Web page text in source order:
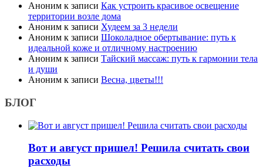
Аноним к записи Как устроить красивое освещение
территории возле дома
Аноним к записи Худеем за 3 недели
Аноним к записи Шоколадное обертывание: путь к
идеальной коже и отличному настроению
Аноним к записи Тайский массаж: путь к гармонии тела
и души
Аноним к записи Весна, цветы!!!
БЛОГ
Вот и август пришел! Решила считать свои
расходы